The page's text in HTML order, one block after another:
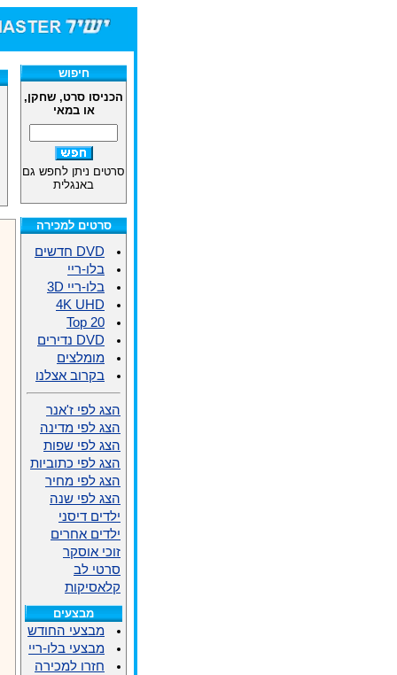
חיפוש
הכניסו סרט, שחקן,
או במאי
סרטים ניתן לחפש גם
באנגלית
סרטים למכירה
DVD חדשים
בלו-ריי
בלו-ריי 3D
4K UHD
Top 20
DVD נדירים
מומלצים
בקרוב אצלנו
הצג לפי ז'אנר
הצג לפי מדינה
הצג לפי שפות
הצג לפי כתוביות
הצג לפי מחיר
הצג לפי שנה
ילדים דיסני
ילדים אחרים
זוכי אוסקר
סרטי לב
קלאסיקות
מבצעים
מבצעי החודש
מבצעי בלו-ריי
חזרו למכירה